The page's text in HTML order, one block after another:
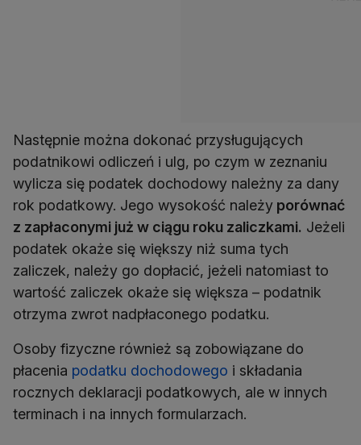
Następnie można dokonać przysługujących
podatnikowi odliczeń i ulg, po czym w zeznaniu
wylicza się podatek dochodowy należny za dany
rok podatkowy. Jego wysokość należy porównać
z zapłaconymi już w ciągu roku zaliczkami. Jeżeli
podatek okaże się większy niż suma tych
zaliczek, należy go dopłacić, jeżeli natomiast to
wartość zaliczek okaże się większa – podatnik
otrzyma zwrot nadpłaconego podatku.
Osoby fizyczne również są zobowiązane do
płacenia podatku dochodowego i składania
rocznych deklaracji podatkowych, ale w innych
terminach i na innych formularzach.